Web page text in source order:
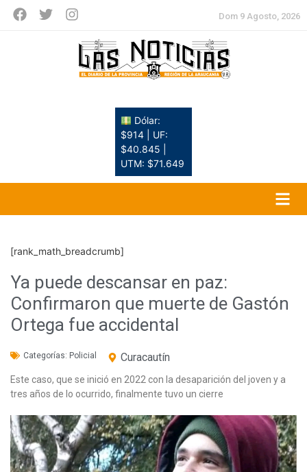
Dom 9 Agosto, 2026
Dólar:
$914 | UF:
$40.845 |
UTM: $71.649
[rank_math_breadcrumb]
Ya puede descansar en paz:
Confirmaron que muerte de Gastón
Ortega fue accidental
Categorías: Policial Curacautín
Este caso, que se inició en 2022 con la desaparición del joven y a
tres años de lo ocurrido, finalmente tuvo un cierre